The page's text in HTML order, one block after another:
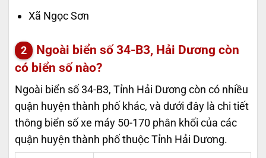
Xã Ngọc Sơn
Ngoài biển số 34-B3, Hải Dương còn
có biển số nào?
Ngoài biển số 34-B3, Tỉnh Hải Dương còn có nhiều
quận huyện thành phố khác, và dưới đây là chi tiết
thông biển số xe máy 50-170 phân khối của các
quận huyện thành phố thuộc Tỉnh Hải Dương.